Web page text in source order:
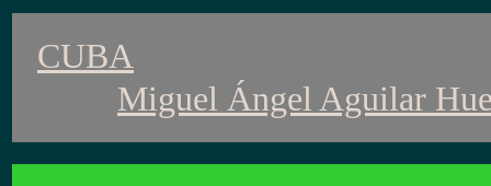
CUBA
Miguel Ángel Aguilar